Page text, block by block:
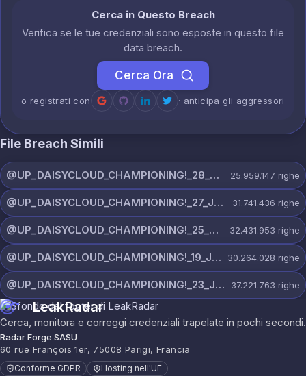
Cerca in Questo Breach
Verifica se le tue credenziali sono esposte in questo file
data breach.
Cerca Ora
o registrati con · anticipa gli aggressori
File Breach Simili
@UP_DAISYCLOUD_CHAMPIONING!_28_JULY_5218_ON_CHANNEL.rar 25.959.147 righe
@UP_DAISYCLOUD_CHAMPIONING!_27_JULY_5982_ON_CHANNEL.rar 31.741.436 righe
@UP_DAISYCLOUD_CHAMPIONING!_25_JULY_5797_ON_CHANNEL.rar 32.431.953 righe
@UP_DAISYCLOUD_CHAMPIONING!_19_JULY_5790_ON_CHANNEL.rar 30.264.028 righe
@UP_DAISYCLOUD_CHAMPIONING!_23_JULY_5300_ON_CHANNEL.rar 37.221.763 righe
LeakRadar
Cerca, monitora e correggi credenziali trapelate in pochi secondi.
Radar Forge SASU
60 rue François 1er, 75008 Parigi, Francia
Conforme GDPR Hosting nell'UE